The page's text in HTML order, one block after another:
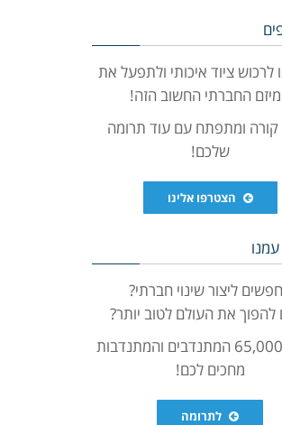
לרכוש ציוד איכותי ולתפעל את
החברתי החשוב הזה!
קורה ומתפתח עם עוד תרומה
שלכם!
הצטרפו אלינו
ליצור שינוי חברתי?
להפוך את העולם לטוב יותר?
מעל ל-65,000 המתנדבים והמתנדבות
מחכים לכם!
לתרומה